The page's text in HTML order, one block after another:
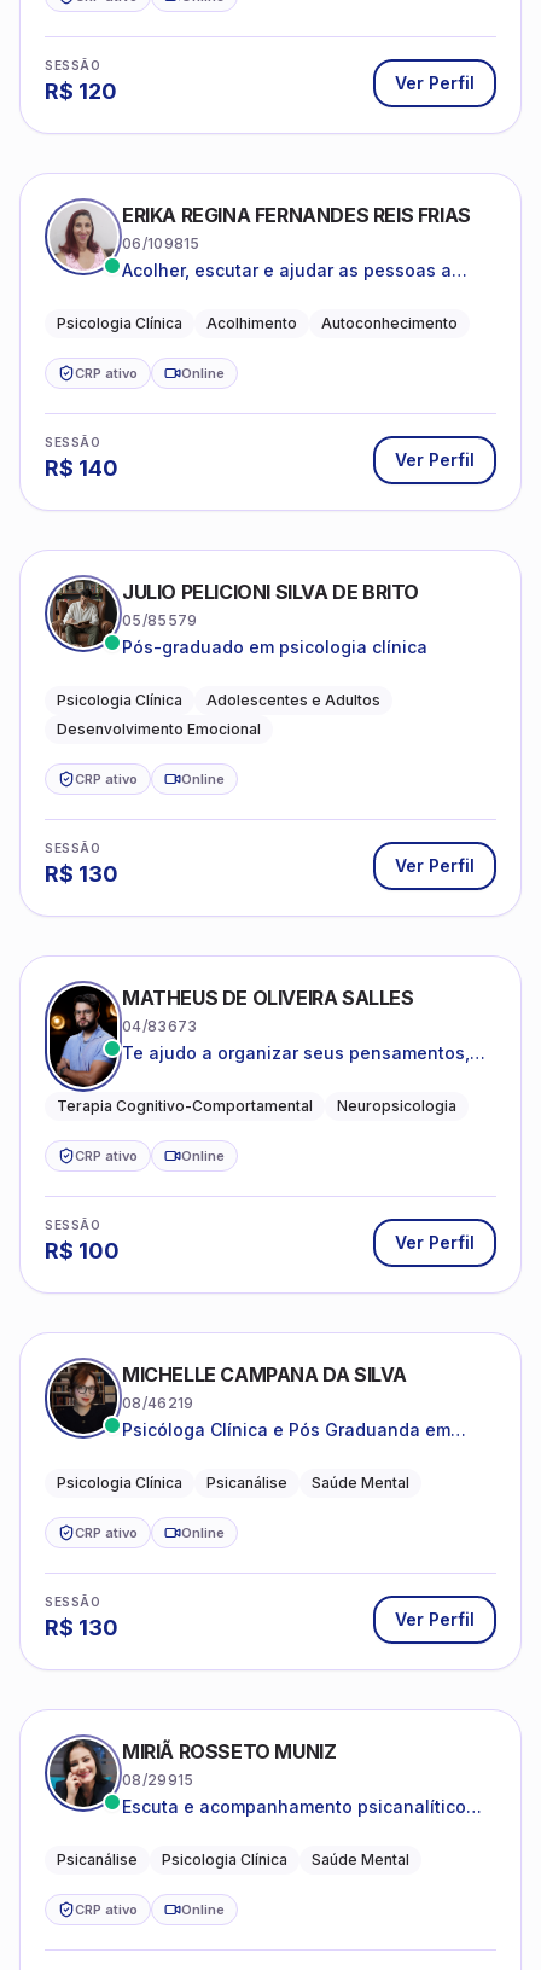
SESSÃO
R$ 120 Ver Perfil
ERIKA REGINA FERNANDES REIS FRIAS
06/109815
Acolher, escutar e ajudar as pessoas a
Psicologia Clínica Acolhimento Autoconhecimento
CRP ativo Online
SESSÃO
R$ 140 Ver Perfil
JULIO PELICIONI SILVA DE BRITO
05/85579
Pós-graduado em psicologia clínica
Psicologia Clínica
Adolescentes e Adultos
Desenvolvimento Emocional
CRP ativo Online
SESSÃO
R$ 130 Ver Perfil
MATHEUS DE OLIVEIRA SALLES
04/83673
Te ajudo a organizar seus pensamentos,
clareza e sentido, com uma terapia
Terapia Cognitivo-Comportamental Neuropsicologia
CRP ativo Online
SESSÃO
R$ 100 Ver Perfil
MICHELLE CAMPANA DA SILVA
08/46219
Psicóloga Clínica e Pós Graduanda em
Psicologia Clínica Psicanálise Saúde Mental
CRP ativo Online
SESSÃO
R$ 130 Ver Perfil
MIRIÃ ROSSETO MUNIZ
08/29915
Escuta e acompanhamento psicanalítico
Psicanálise Psicologia Clínica Saúde Mental
CRP ativo Online